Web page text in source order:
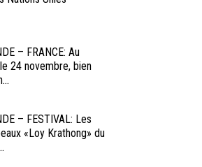
– FRANCE: Au
24 novembre, bien
– FESTIVAL: Les
«Loy Krathong» du